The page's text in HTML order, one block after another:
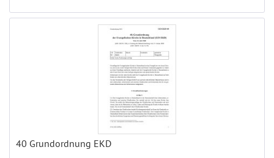
40 Grundordnung EKD